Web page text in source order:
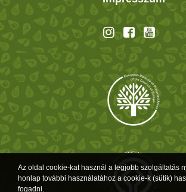
Az oldal cookie-kat használ a legjobb szolgáltatás
honlap további használatához a cookie-k (sütik)
fogadni.